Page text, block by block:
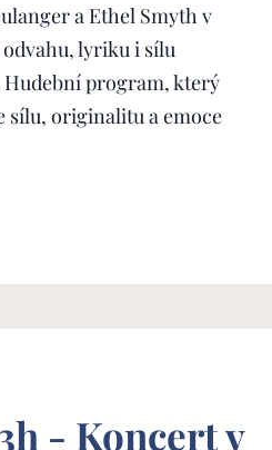
a Ethel Smyth v
lyriku i sílu
Hudební program, který
sílu, originalitu a emoce
- Koncert v